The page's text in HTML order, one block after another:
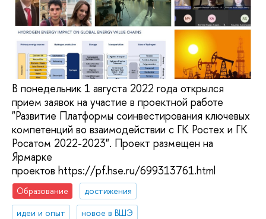
В понедельник 1 августа 2022 года открылся
прием заявок на участие в проектной работе
"Развитие Платформы соинвестирования ключевых
компетенций во взаимодействии с ГК Ростех и ГК
Росатом 2022-2023". Проект размещен на
Ярмарке
проектов https://pf.hse.ru/699313761.html
Образование
достижения
идеи и опыт
новое в ВШЭ